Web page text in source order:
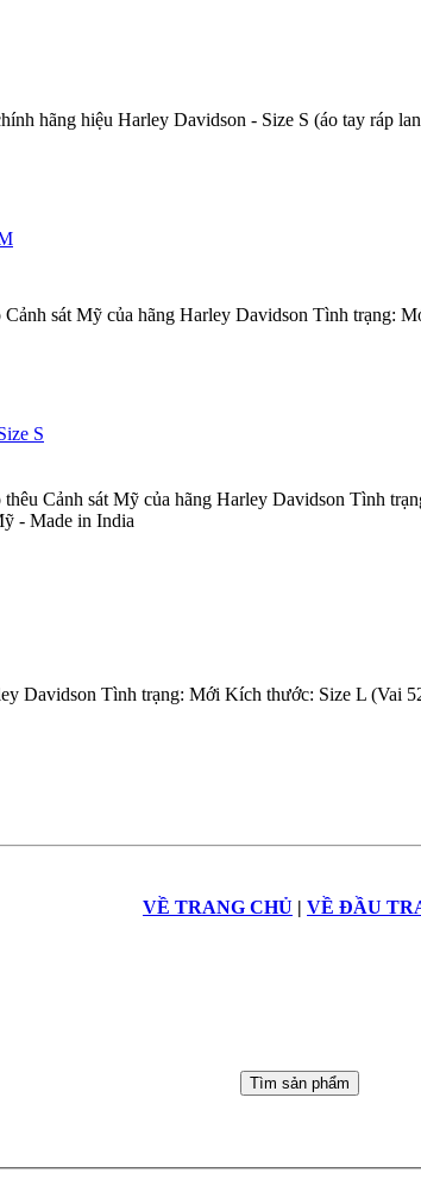
hãng hiệu Harley Davidson - Size S (áo tay ráp
sát Mỹ của hãng Harley Davidson Tình trạng:
S
Cảnh sát Mỹ của hãng Harley Davidson Tình
- Made in India
Davidson Tình trạng: Mới Kích thước: Size L (Vai
VỀ TRANG CHỦ | VỀ ĐẦU
Tìm sản phẩm